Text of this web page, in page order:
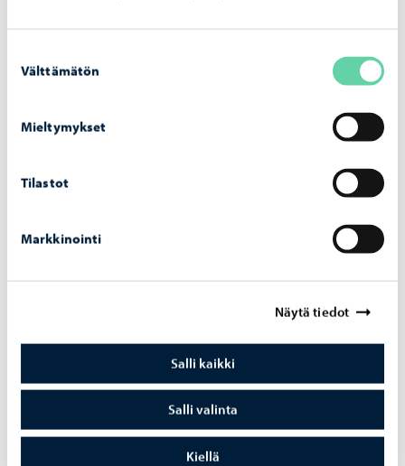
valinta
Välttämätön
Mieltymykset
Tilastot
Markkinointi
Näytä tiedot
Salli kaikki
Salli valinta
Kiellä
Ammattikalastajat voivat lunastaa kalastusluvat käymällä
todistuksen kaupallisena kalastajana toimimisesta.
lunastaa kaksitoista (12) kalastuslupaa.
lunastaa kuusi (6) kalastuslupaa.
Kaupalliset kalastajat voivat käyttää kolmea
kaksoisverkkoa (kaksoisverkon pituus on 60 m)
Lisäksi erillisellä hakemuksella voidaan myöntää lupa
isorysälle. Lupa voidaan myöntää ammattikalastajalle,
jonka rekisteröinti on voimassa koko lupavuoden
(kalenterivuosi). Lupa myönnetään yhdeksi vuodeksi